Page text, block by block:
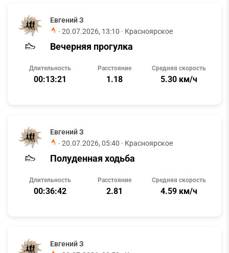
Евгений З
· 20.07.2026, 13:10 · Красноярское
Вечерняя прогулка
Длительность
00:13:21
Расстояние
1.18
Средняя скорость
5.30 км/ч
Евгений З
· 20.07.2026, 05:40 · Красноярское
Полуденная ходьба
Длительность
00:36:42
Расстояние
2.81
Средняя скорость
4.59 км/ч
Евгений З